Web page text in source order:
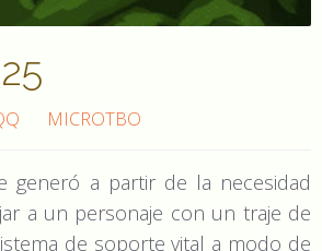
MICROTBO
generó a partir de la necesidad
a un personaje con un traje de
de soporte vital a modo de